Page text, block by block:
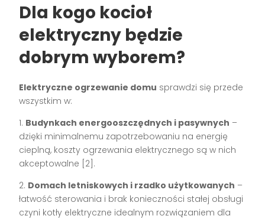
Dla kogo kocioł
elektryczny będzie
dobrym wyborem?
Elektryczne ogrzewanie domu sprawdzi się przede
wszystkim w:
1. Budynkach energooszczędnych i pasywnych –
dzięki minimalnemu zapotrzebowaniu na energię
cieplną, koszty ogrzewania elektrycznego są w nich
akceptowalne [2].
2. Domach letniskowych i rzadko użytkowanych –
łatwość sterowania i brak konieczności stałej obsługi
czyni kotły elektryczne idealnym rozwiązaniem dla